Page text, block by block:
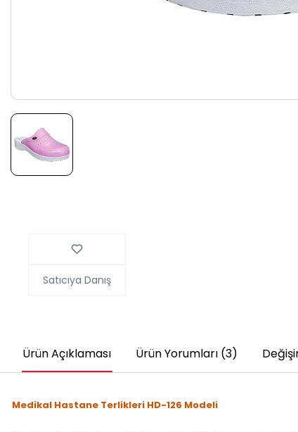
Satıcıya Danış
Ürün Açıklaması Ürün Yorumları (3)
Medikal Hastane Terlikleri HD-126 Modeli